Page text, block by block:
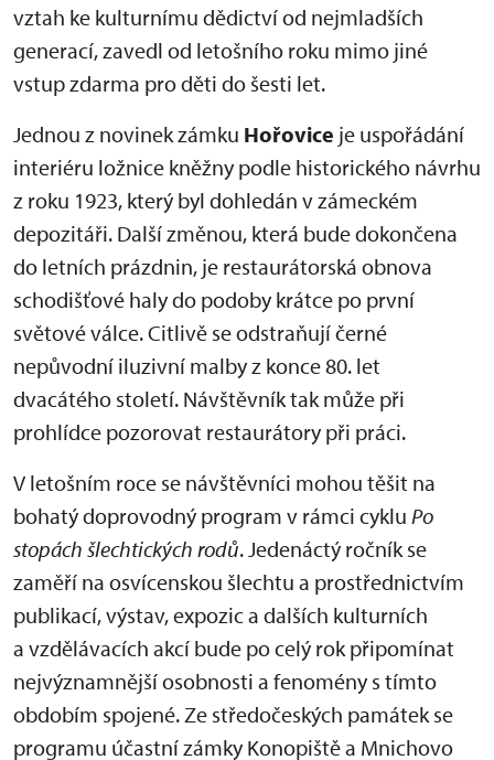
vztah ke kulturnímu dědictví od nejmladších
generací, zavedl od letošního roku mimo jiné
vstup zdarma pro děti do šesti let.
Jednou z novinek zámku Hořovice je uspořádání
interiéru ložnice kněžny podle historického návrhu
z roku 1923, který byl dohledán v zámeckém
depozitáři. Další změnou, která bude dokončena
do letních prázdnin, je restaurátorská obnova
schodišťové haly do podoby krátce po první
světové válce. Citlivě se odstraňují černé
nepůvodní iluzivní malby z konce 80. let
dvacátého století. Návštěvník tak může při
prohlídce pozorovat restaurátory při práci.
V letošním roce se návštěvníci mohou těšit na
bohatý doprovodný program v rámci cyklu Po
stopách šlechtických rodů. Jedenáctý ročník se
zaměří na osvícenskou šlechtu a prostřednictvím
publikací, výstav, expozic a dalších kulturních
a vzdělávacích akcí bude po celý rok připomínat
nejvýznamnější osobnosti a fenomény s tímto
obdobím spojené. Ze středočeských památek se
programu účastní zámky Konopiště a Mnichovo